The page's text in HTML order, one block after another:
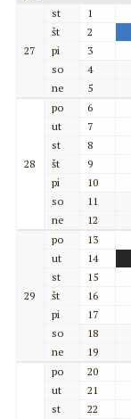
27
st
1
št
2
pi
3
so
4
ne
5
28
po
6
ut
7
st
8
št
9
pi
10
so
11
ne
12
29
po
13
ut
14
st
15
št
16
pi
17
so
18
ne
19
po
20
ut
21
st
22